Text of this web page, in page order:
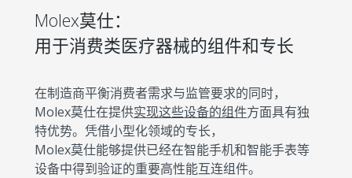
Molex莫仕：
用于消费类医疗器械的组件和专长
在制造商平衡消费者需求与监管要求的同时，
Molex莫仕在提供实现这些设备的组件方面具有独
特优势。凭借小型化领域的专长，
Molex莫仕能够提供已经在智能手机和智能手表等
设备中得到验证的重要高性能互连组件。